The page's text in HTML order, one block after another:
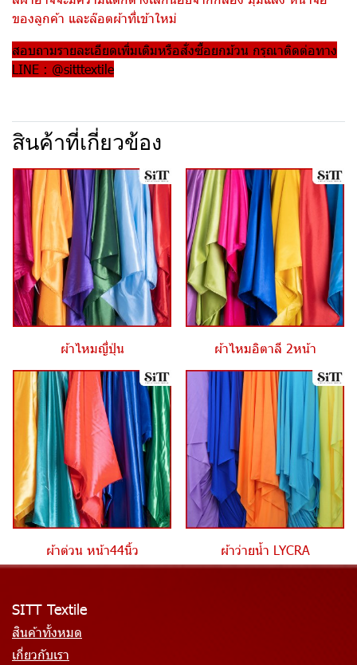
ของลูกค้า และล๊อตผ้าที่เข้าใหม่
สอบถามรายละเอียดเพิ่มเติมหรือสั่งซื้อยกม้วน กรุณาติดต่อทาง
LINE : @sitttextile
สินค้าที่เกี่ยวข้อง
ผ้าไหมญี่ปุ่น ผ้าไหมอิตาลี 2หน้า
ผ้าต่วน หน้า44นิ้ว ผ้าว่ายน้ำ LYCRA
SITT Textile
สินค้าทั้งหมด
เกี่ยวกับเรา